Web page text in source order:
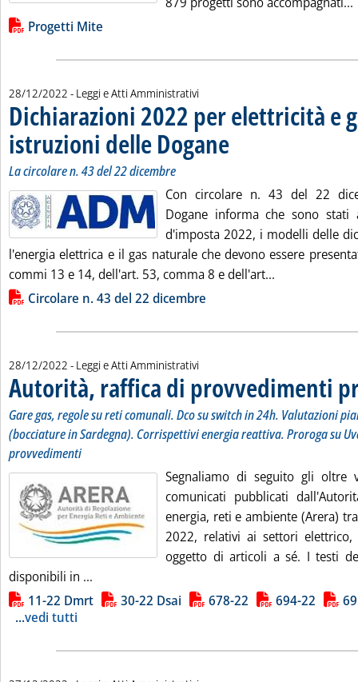
Lista allegati PDF alla notizia
Progetti Mite
28/12/2022 - Leggi e Atti Amministrativi
Dichiarazioni 2022 per elettricità e
istruzioni delle Dogane . Sottotitolo: La circolare n. 43
. Pubblicata mercoledì 28
La circolare n. 43 del 22 dicembre
Con circolare n. 43 del 22
Dogane informa che sono stati
d'imposta 2022, i modelli delle
l'energia elettrica e il gas naturale che devono essere
commi 13 e 14, dell'art. 53, comma 8 e dell'art...
Lista allegati PDF alla notizia
Circolare n. 43 del 22 dicembre
28/12/2022 - Leggi e Atti Amministrativi
Autorità, raffica di provvedimenti
Gare gas, regole su reti comunali. Dco su switch in 24h. Valutazioni
(bocciature in Sardegna). Corrispettivi energia reattiva. Proroga su
provvedimenti
Segnaliamo di seguito gli oltre
comunicati pubblicati
energia, reti e ambiente (Arera)
2022, relativi ai settori elettrico,
oggetto di articoli a sé. I testi
disponibili in ...
Lista allegati PDF alla notizia
11-22 Dmrt 30-22 Dsai 678-22 694-22
...vedi tutti